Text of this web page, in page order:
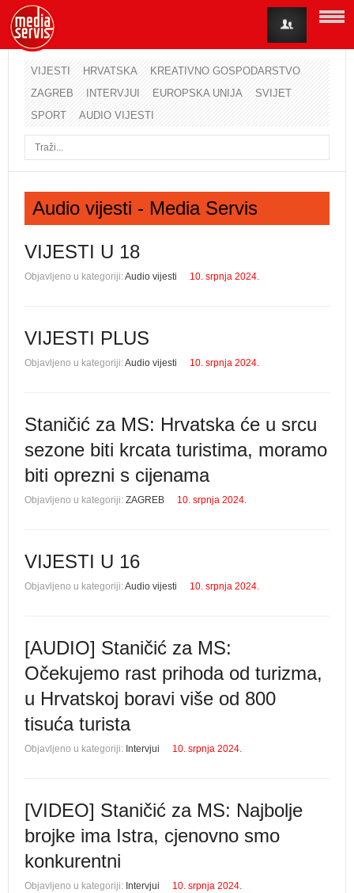
VIJESTI HRVATSKA
KREATIVNO GOSPODARSTVO
ZAGREB
INTERVJUI EUROPSKA UNIJA
SVIJET
SPORT
AUDIO VIJESTI
Audio vijesti - Media Servis
VIJESTI U 18
Objavljeno u kategoriji:Audio vijesti 10. srpnja 2024.
VIJESTI PLUS
Objavljeno u kategoriji:Audio vijesti 10. srpnja 2024.
Staničić za MS: Hrvatska će u srcu
sezone biti krcata turistima, moramo
biti oprezni s cijenama
Objavljeno u kategoriji: ZAGREB 10. srpnja 2024.
VIJESTI U 16
Objavljeno u kategoriji:Audio vijesti 10. srpnja 2024.
[AUDIO] Staničić za MS:
Očekujemo rast prihoda od turizma,
u Hrvatskoj boravi više od 800
tisuća turista
Objavljeno u kategoriji: Intervjui 10. srpnja 2024.
[VIDEO] Staničić za MS: Najbolje
brojke ima Istra, cjenovno smo
konkurentni
Objavljeno u kategoriji: Intervjui 10. srpnja 2024.
Korisničko ime
Lozinka
Zaboravili ste lozinku?